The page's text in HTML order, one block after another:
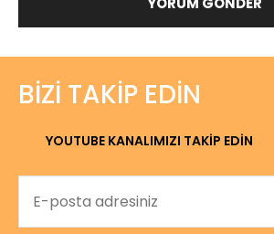
BIZI TAKIP EDIN
YOUTUBE KANALIMIZI TAKİP EDİN